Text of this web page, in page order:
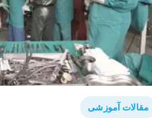
مقالات آموزشی